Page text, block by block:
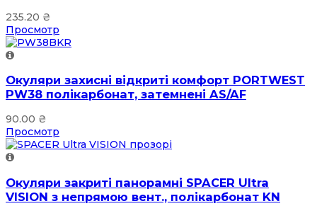
235.20 ₴
Просмотр
Окуляри захисні відкриті комфорт PORTWEST
PW38 полікарбонат, затемнені AS/AF
90.00 ₴
Просмотр
Окуляри закриті панорамні SPACER Ultra
VISION з непрямою вент., полікарбонат KN